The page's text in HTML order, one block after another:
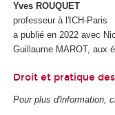
Yves ROUQUET
professeur à l'ICH-Paris
a publié en 2022 avec
Guillaume MAROT, aux
Droit et pratique
Pour plus d'information,